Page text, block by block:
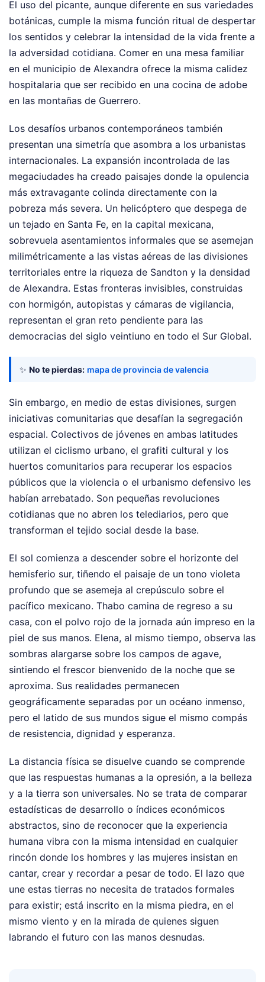
El uso del picante, aunque diferente en sus variedades
botánicas, cumple la misma función ritual de despertar
los sentidos y celebrar la intensidad de la vida frente a
la adversidad cotidiana. Comer en una mesa familiar
en el municipio de Alexandra ofrece la misma calidez
hospitalaria que ser recibido en una cocina de adobe
en las montañas de Guerrero.
Los desafíos urbanos contemporáneos también
presentan una simetría que asombra a los urbanistas
internacionales. La expansión incontrolada de las
megaciudades ha creado paisajes donde la opulencia
más extravagante colinda directamente con la
pobreza más severa. Un helicóptero que despega de
un tejado en Santa Fe, en la capital mexicana,
sobrevuela asentamientos informales que se asemejan
milimétricamente a las vistas aéreas de las divisiones
territoriales entre la riqueza de Sandton y la densidad
de Alexandra. Estas fronteras invisibles, construidas
con hormigón, autopistas y cámaras de vigilancia,
representan el gran reto pendiente para las
democracias del siglo veintiuno en todo el Sur Global.
✨ No te pierdas: mapa de provincia de valencia
Sin embargo, en medio de estas divisiones, surgen
iniciativas comunitarias que desafían la segregación
espacial. Colectivos de jóvenes en ambas latitudes
utilizan el ciclismo urbano, el grafiti cultural y los
huertos comunitarios para recuperar los espacios
públicos que la violencia o el urbanismo defensivo les
habían arrebatado. Son pequeñas revoluciones
cotidianas que no abren los telediarios, pero que
transforman el tejido social desde la base.
El sol comienza a descender sobre el horizonte del
hemisferio sur, tiñendo el paisaje de un tono violeta
profundo que se asemeja al crepúsculo sobre el
pacífico mexicano. Thabo camina de regreso a su
casa, con el polvo rojo de la jornada aún impreso en la
piel de sus manos. Elena, al mismo tiempo, observa las
sombras alargarse sobre los campos de agave,
sintiendo el frescor bienvenido de la noche que se
aproxima. Sus realidades permanecen
geográficamente separadas por un océano inmenso,
pero el latido de sus mundos sigue el mismo compás
de resistencia, dignidad y esperanza.
La distancia física se disuelve cuando se comprende
que las respuestas humanas a la opresión, a la belleza
y a la tierra son universales. No se trata de comparar
estadísticas de desarrollo o índices económicos
abstractos, sino de reconocer que la experiencia
humana vibra con la misma intensidad en cualquier
rincón donde los hombres y las mujeres insistan en
cantar, crear y recordar a pesar de todo. El lazo que
une estas tierras no necesita de tratados formales
para existir; está inscrito en la misma piedra, en el
mismo viento y en la mirada de quienes siguen
labrando el futuro con las manos desnudas.